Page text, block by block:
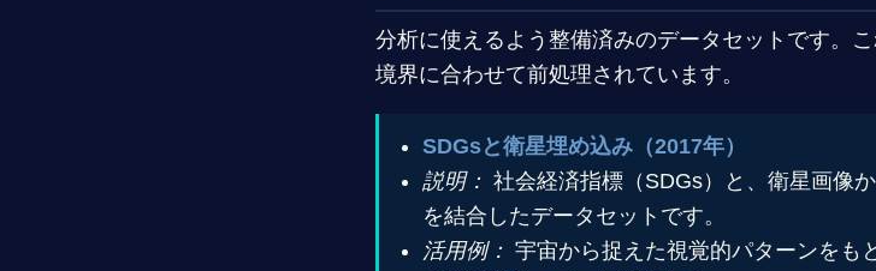
分析に使えるよう整備済みのデータセットです。
境界に合わせて前処理されています。
SDGsと衛星埋め込み（2017年）
説明： 社会経済指標（SDGs）と、衛星画像
を結合したデータセットです。
活用例： 宇宙から捉えた視覚的パターンをも